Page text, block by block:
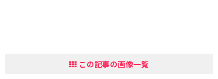
この記事の画像一覧